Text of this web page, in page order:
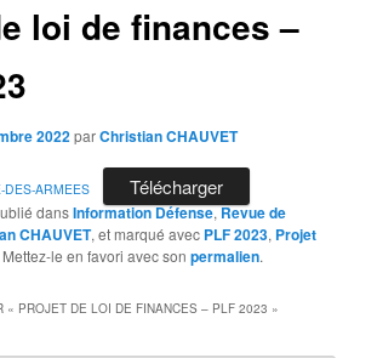
loi de finances –
2022parChristian CHAUVET
DES-ARMEES Télécharger
dansInformation Défense,Revue de
CHAUVET, et marqué avec PLF 2023, Projet
Mettez-le en favori avec sonpermalien.
« PROJET DE LOI DE FINANCES – PLF 2023 »